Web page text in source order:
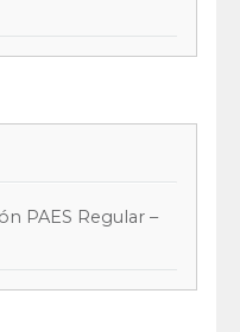
PAES Regular –